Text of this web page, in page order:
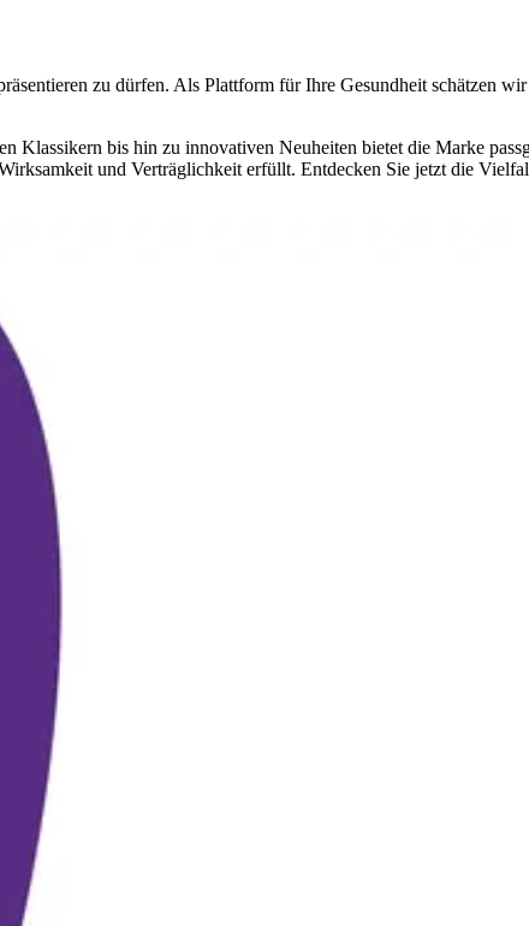
zu dürfen. Als Plattform für Ihre Gesundheit schätzen
Klassikern bis hin zu innovativen Neuheiten bietet die Marke
und Verträglichkeit erfüllt. Entdecken Sie jetzt die